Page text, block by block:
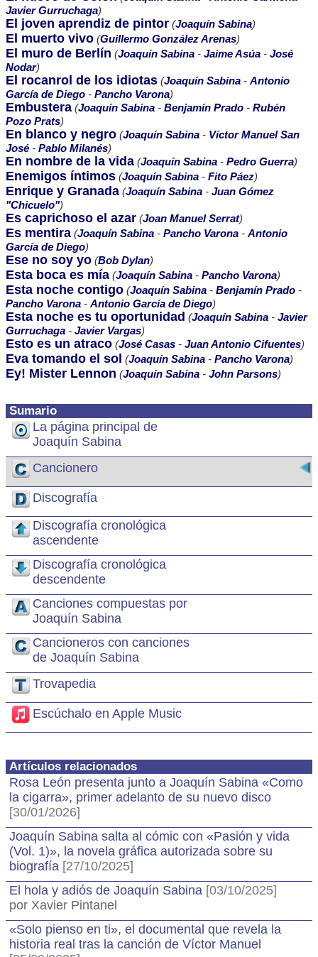
Sumario
La página principal de
Joaquín Sabina
Cancionero
Discografía
Discografía cronológica
ascendente
Discografía cronológica
descendente
Canciones compuestas por
Joaquín Sabina
Cancioneros con canciones
de Joaquín Sabina
Trovapedia
Escúchalo en Apple Music
Artículos relacionados
Rosa León presenta junto a Joaquín Sabina «Como
la cigarra», primer adelanto de su nuevo disco
[30/01/2026]
Joaquín Sabina salta al cómic con «Pasión y vida
(Vol. 1)», la novela gráfica autorizada sobre su
biografía [27/10/2025]
El hola y adiós de Joaquín Sabina [03/10/2025]
por Xavier Pintanel
«Solo pienso en ti», el documental que revela la
historia real tras la canción de Víctor Manuel
Javier Gurruchaga)
El joven aprendiz de pintor (Joaquín Sabina)
El muerto vivo (Guillermo González Arenas)
El muro de Berlín (Joaquín Sabina - Jaime Asúa - José
Nodar)
El rocanrol de los idiotas (Joaquín Sabina - Antonio
García de Diego - Pancho Varona)
Embustera (Joaquín Sabina - Benjamín Prado - Rubén
Pozo Prats)
En blanco y negro (Joaquín Sabina - Víctor Manuel San
José - Pablo Milanés)
En nombre de la vida (Joaquín Sabina - Pedro Guerra)
Enemigos íntimos (Joaquín Sabina - Fito Páez)
Enrique y Granada (Joaquín Sabina - Juan Gómez
"Chicuelo")
Es caprichoso el azar (Joan Manuel Serrat)
Es mentira (Joaquín Sabina - Pancho Varona - Antonio
García de Diego)
Ese no soy yo (Bob Dylan)
Esta boca es mía (Joaquín Sabina - Pancho Varona)
Esta noche contigo (Joaquín Sabina - Benjamín Prado -
Pancho Varona - Antonio García de Diego)
Esta noche es tu oportunidad (Joaquín Sabina - Javier
Gurruchaga - Javier Vargas)
Esto es un atraco (José Casas - Juan Antonio Cifuentes)
Eva tomando el sol (Joaquín Sabina - Pancho Varona)
Ey! Mister Lennon (Joaquín Sabina - John Parsons)